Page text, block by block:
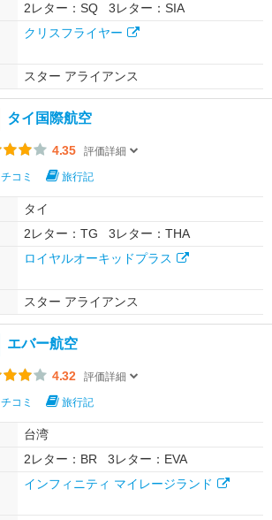
2レター：SQ 3レター：SIA
クリスフライヤー
スター アライアンス
タイ国際航空
4.35 評価詳細
コミ 旅行記
タイ
2レター：TG 3レター：THA
ロイヤルオーキッドプラス
スター アライアンス
エバー航空
4.32 評価詳細
コミ 旅行記
台湾
2レター：BR 3レター：EVA
インフィニティ マイレージランド